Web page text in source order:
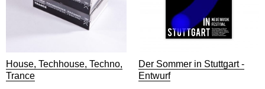
House, Techhouse, Techno,
Trance
Der Sommer in Stuttgart -
Entwurf